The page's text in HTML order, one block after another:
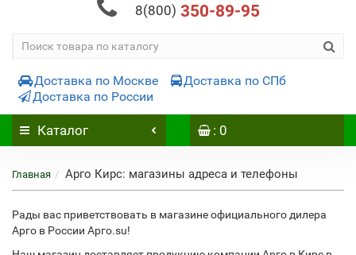
8(800) 350-89-95
Доставка по Москве
Доставка по СПб
Доставка по России
Каталог : 0
Главная Арго Кирс: магазины адреса и телефоны
Рады вас приветствовать в магазине официального дилера
Арго в России Арго.su!